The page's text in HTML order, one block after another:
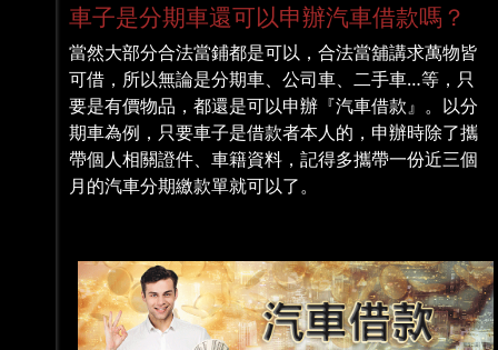
車子是分期車還可以申辦汽車借款嗎？
當然大部分合法當鋪都是可以，合法當舖講求萬物皆
可借，所以無論是分期車、公司車、二手車…等，只
要是有價物品，都還是可以申辦『汽車借款』。以分
期車為例，只要車子是借款者本人的，申辦時除了攜
帶個人相關證件、車籍資料，記得多攜帶一份近三個
月的汽車分期繳款單就可以了。